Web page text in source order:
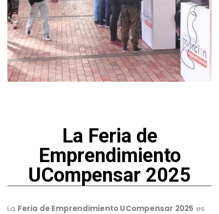
La Feria de
Emprendimiento
UCompensar 2025
La Feria de Emprendimiento UCompensar 2025 es